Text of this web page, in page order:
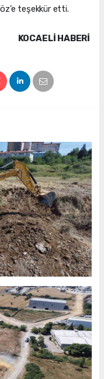
teşekkür etti.
KOCAELI HABERİ